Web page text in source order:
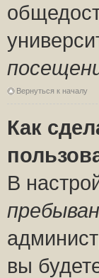
Вернуться к началу
Как
В
вы